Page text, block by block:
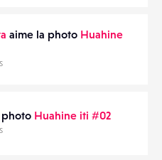
aime la photo Huahine
photo Huahine iti #02